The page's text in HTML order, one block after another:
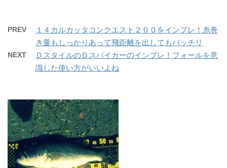
PREV
１４カルカッタコンクエスト２００をインプレ！糸巻
き量もしっかりあって飛距離を出してもバッチリ
NEXT
ＤスタイルのＤスパイカーのインプレ！フォールを意
識した使い方がいいよね